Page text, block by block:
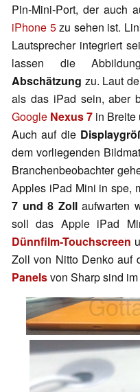
Pin-Mini-Port, der auch
iPhone 5zu sehen ist.
Lautsprecher integriert
lassen die
Abschätzung zu. Laut
als das iPad sein, aber
Google Nexus 7 in Breite
Auch auf die
dem vorliegenden
Branchenbeobachter
Apples iPad Mini in spe,
7 und 8 Zollaufwarten
soll das Apple iPad
Dünnfilm-Touchscreen
Zoll von Nitto Denko auf
Panelsvon Sharp sind